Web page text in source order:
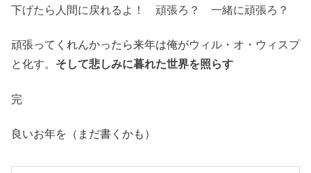
下げたら人間に戻れるよ！ 頑張ろ？ 一緒に頑張ろ？
頑張ってくれんかったら来年は俺がウィル・オ・ウィスプ
と化す。 そして悲しみに暮れた世界を照らす
完
良いお年を（まだ書くかも）